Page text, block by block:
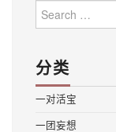
for:
分类
一对活宝
一团妄想